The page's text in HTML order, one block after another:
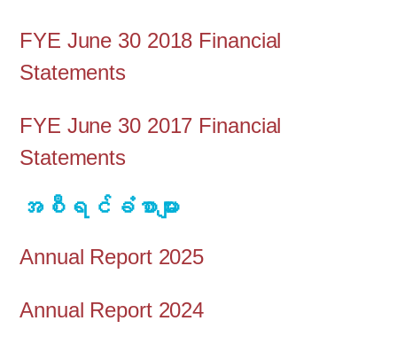
FYE June 30 2018 Financial
Statements
FYE June 30 2017 Financial
Statements
အစီရင်ခံစာများ
Annual Report 2025
Annual Report 2024